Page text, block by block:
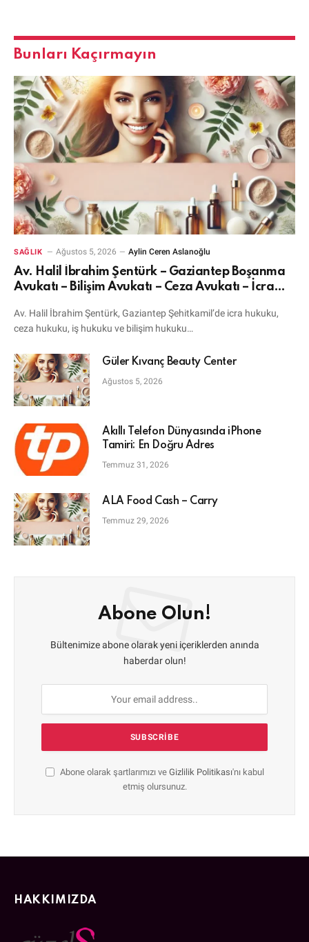
Bunları Kaçırmayın
SAĞLIK Ağustos 5, 2026 Aylin Ceren Aslanoğlu
Av. Halil İbrahim Şentürk – Gaziantep Boşanma
Avukatı – Bilişim Avukatı – Ceza Avukatı – İcra
Av. Halil İbrahim Şentürk, Gaziantep Şehitkamil’de icra hukuku,
ceza hukuku, iş hukuku ve bilişim hukuku…
Güler Kıvanç Beauty Center
Ağustos 5, 2026
Akıllı Telefon Dünyasında iPhone
Tamiri: En Doğru Adres
Temmuz 31, 2026
ALA Food Cash – Carry
Temmuz 29, 2026
Abone Olun!
Bültenimize abone olarak yeni içeriklerden anında
haberdar olun!
Abone olarak şartlarımızı ve Gizlilik Politikası'nı kabul
etmiş olursunuz.
HAKKIMIZDA